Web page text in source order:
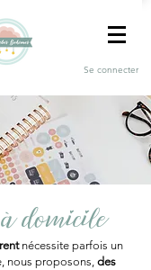
Se connecter
domicile
nécessite parfois un
nous proposons, des